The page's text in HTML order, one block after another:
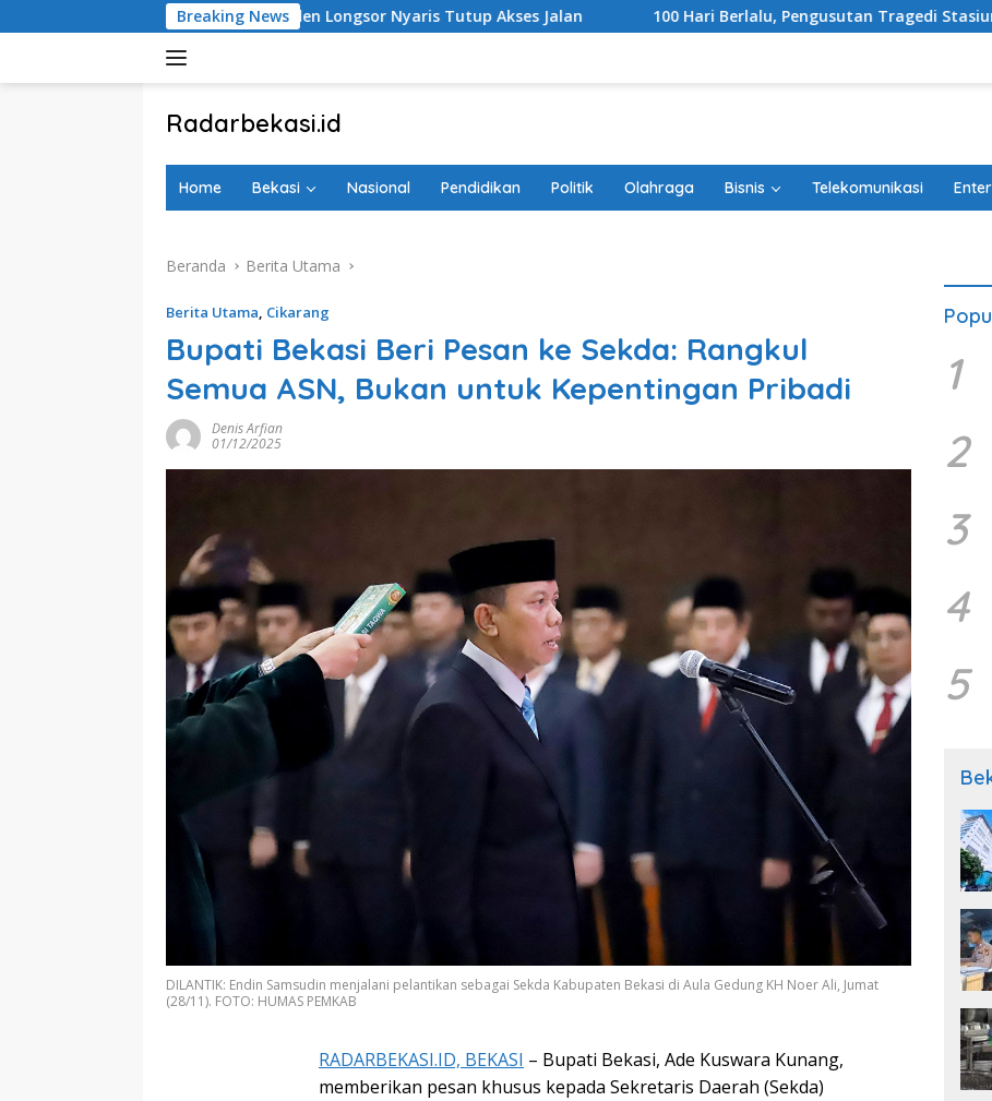
ke
Breaking News
Tebing di Jatiraden Longsor Nyaris Tutup Akses Jalan 100 Hari Berlalu, Pengusutan Tragedi Stasiun Bekasi Timur
Radarbekasi.id
Bekasi
Home Bekasi Nasional Pendidikan Politik Olahraga Bisnis Telekomunikasi
Beranda Berita Utama
Berita Utama, Cikarang
Bupati Bekasi Beri Pesan ke Sekda: Rangkul
Semua ASN, Bukan untuk Kepentingan Pribadi
Denis Arfian
01/12/2025
DILANTIK: Endin Samsudin menjalani pelantikan sebagai Sekda Kabupaten Bekasi di Aula Gedung KH Noer Ali, Jumat
(28/11). FOTO: HUMAS PEMKAB
RADARBEKASI.ID, BEKASI – Bupati Bekasi, Ade Kuswara Kunang,
memberikan pesan khusus kepada Sekretaris Daerah (Sekda)
1
2
3
4
5